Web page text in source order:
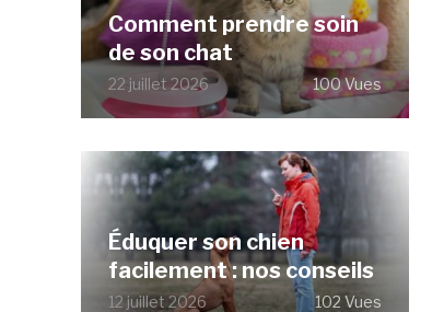
Comment prendre soin
de son chat
22 juillet 2026 100 Vues
Éduquer son chien
facilement : nos conseils
12 juillet 2026 102 Vues